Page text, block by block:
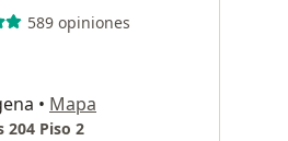
589 opiniones
• Mapa
Piso 2